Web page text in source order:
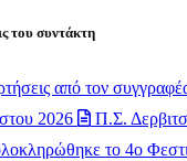
του συντάκτη
από τον
2026
Π.Σ.
το 4ο